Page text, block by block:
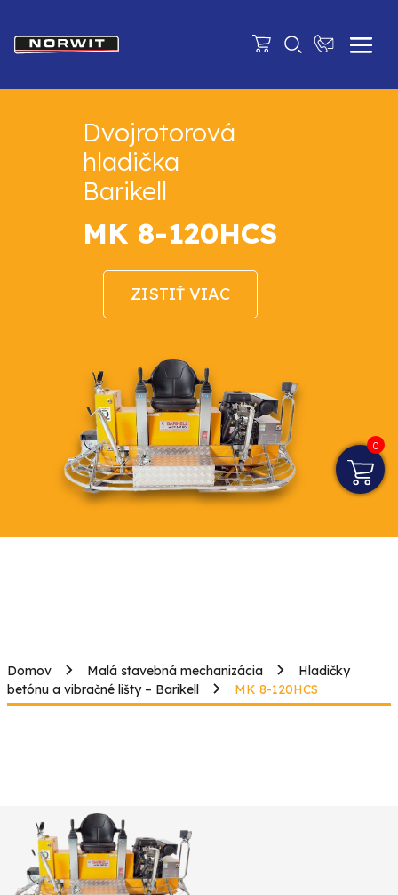
0
Dvojrotorová
hladička
Barikell
MK 8-120HCS
ZISTIŤ VIAC
Domov Malá stavebná mechanizácia
Hladičky
betónu a vibračné lišty – Barikell
MK 8-120HCS